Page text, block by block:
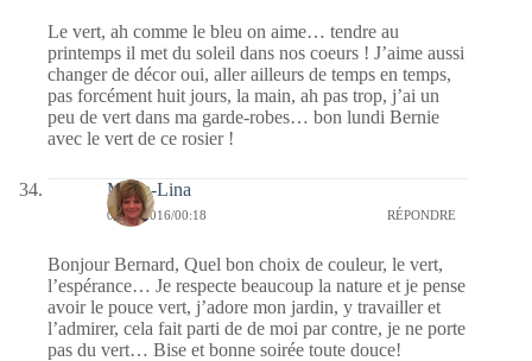
Le vert, ah comme le bleu on aime… tendre au
printemps il met du soleil dans nos coeurs ! J’aime aussi
changer de décor oui, aller ailleurs de temps en temps,
pas forcément huit jours, la main, ah pas trop, j’ai un
peu de vert dans ma garde-robes… bon lundi Bernie
avec le vert de ce rosier !
Maria-Lina
04/04/2016/00:18 RÉPONDRE
Bonjour Bernard, Quel bon choix de couleur, le vert,
l’espérance… Je respecte beaucoup la nature et je pense
avoir le pouce vert, j’adore mon jardin, y travailler et
l’admirer, cela fait parti de de moi par contre, je ne porte
pas du vert… Bise et bonne soirée toute douce!